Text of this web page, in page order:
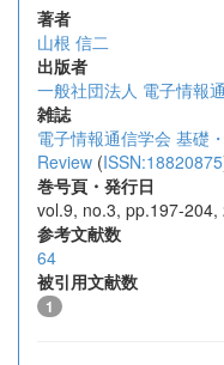
著者
山根 信二
出版者
一般社団法人 電子情報
雑誌
電子情報通信学会 基礎
Review (ISSN:18820875
巻号頁・発行日
vol.9, no.3, pp.197-
参考文献数
64
被引用文献数
1